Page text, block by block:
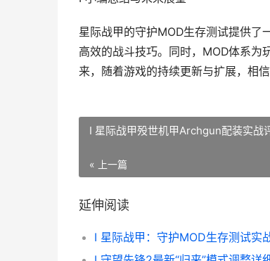
星际战甲的守护MOD生存测试提供了
高效的战斗技巧。同时，MOD体系为
来，随着游戏的持续更新与扩展，相
I 星际战甲殁世机甲Archgun配装实战
« 上一篇
延伸阅读
I 星际战甲：守护MOD生存测试实